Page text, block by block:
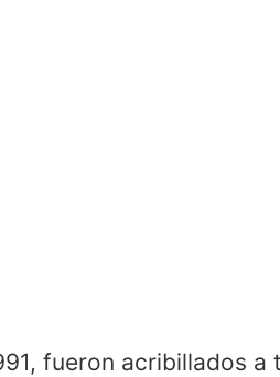
fueron acribillados